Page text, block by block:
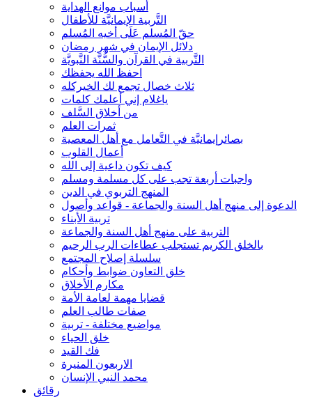
أسباب موانع الهداية
التَّربية الإيمانيَّة للأطفال
حقّ المُسلم عَلَى أخيه المُسلم
دلائل الإيمان في شهر رمضان
التَّربية في القرآن والسُّنَّة النَّبويَّة
احفظ الله يحفظك
ثلاث خصال تجمع لك الخيركله
ياغلام إني أعلمك كلمات
من أخلاق السَّلف
ثمرات العلم
بصائرإيمانيَّة في التَّعامل مع أهل المعصية
أعمال القلوب
كيف تكون داعية إلى الله
واجبات أربعة تجب على كل مسلمة ومسلم
المنهج التربوي في الدين
الدعوة إلى منهج أهل السنة والجماعة - قواعد وأصول
تربية الأبناء
التربية على منهج أهل السنة والجماعة
بالخلق الكريم تستجلب عطاءات الرب الرحيم
سلسلة إصلاح المجتمع
خلق التعاون ضوابط وأحكام
مكارم الأخلاق
قضايا مهمة لعامة الأمة
صفات طالب العلم
مواضيع مختلفة - تربية
خلق الحياء
فك القيد
الاربعون المنيرة
محمد النبي الإنسان
رقائق